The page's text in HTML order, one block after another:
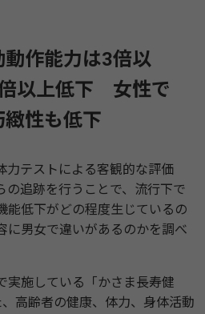
動作能⼒は3倍以
以上低下 ⼥性で
性も低下
テストによる客観的な評価
の追跡を⾏うことで、流⾏下で
能低下がどの程度⽣じているの
に男⼥で違いがあるのかを調べ
施している「かさま⻑寿健
⾼齢者の健康、体⼒、⾝体活動